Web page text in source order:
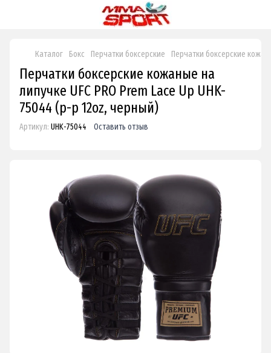
Каталог Бокс Перчатки боксерские Перчатки боксерские
Перчатки боксерские кожаные на
липучке UFC PRO Prem Lace Up UHK-
75044 (р-р 12oz, черный)
Артикул: UHK-75044 Оставить отзыв